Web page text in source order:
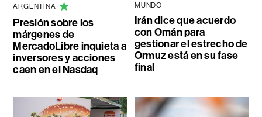
ARGENTINA
Presión sobre los
márgenes de
MercadoLibre inquieta a
inversores y acciones
caen en el Nasdaq
MUNDO
Irán dice que acuerdo
con Omán para
gestionar el estrecho de
Ormuz está en su fase
final